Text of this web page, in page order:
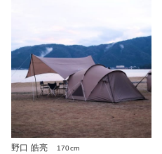
野口 皓亮
170cm